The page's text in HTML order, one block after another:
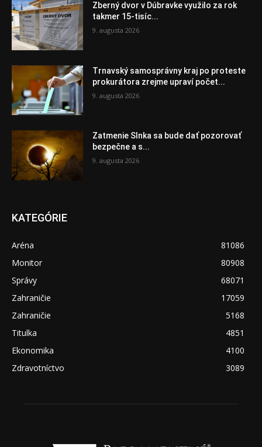
Zberný dvor v Dúbravke využilo za rok
takmer 15-tisíc...
9. augusta 2026
Trnavský samosprávny kraj po proteste
prokurátora zrejme upraví počet...
9. augusta 2026
Zatmenie Slnka sa bude dať pozorovať
bezpečne a s...
9. augusta 2026
KATEGÓRIE
Aréna
81086
Monitor
80908
Správy
68071
Zahraničie
17059
Zahraničie
5168
Titulka
4851
Ekonomika
4100
Zdravotníctvo
3089